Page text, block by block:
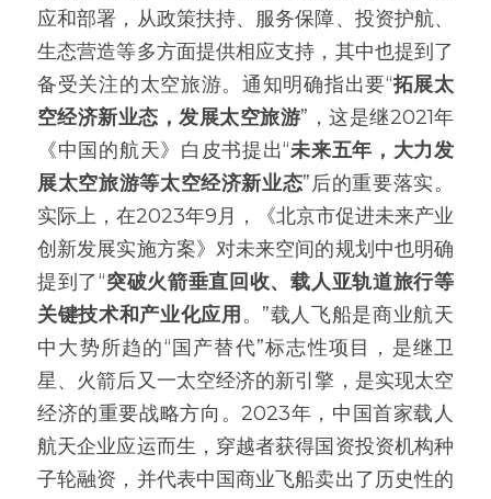
应和部署，从政策扶持、服务保障、投资护航、
生态营造等多方面提供相应支持，其中也提到了
备受关注的太空旅游。通知明确指出要“拓展太
空经济新业态，发展太空旅游”，这是继2021年
《中国的航天》白皮书提出“未来五年，大力发
展太空旅游等太空经济新业态”后的重要落实。
实际上，在2023年9月，《北京市促进未来产业
创新发展实施方案》对未来空间的规划中也明确
提到了“突破火箭垂直回收、载人亚轨道旅行等
关键技术和产业化应用 。”载人飞船是商业航天
中大势所趋的“国产替代”标志性项目，是继卫
星、火箭后又一太空经济的新引擎，是实现太空
经济的重要战略方向。2023年，中国首家载人
航天企业应运而生，穿越者获得国资投资机构种
子轮融资，并代表中国商业飞船卖出了历史性的